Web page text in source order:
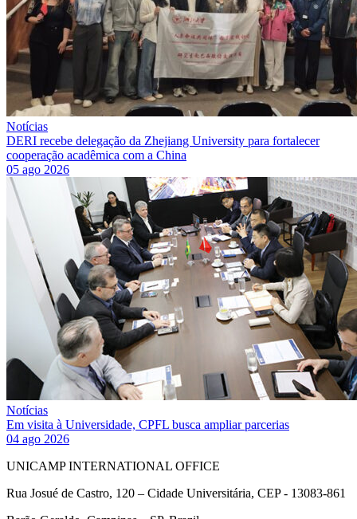
Notícias
DERI recebe delegação da Zhejiang University para fortalecer
cooperação acadêmica com a China
05 ago 2026
Notícias
Em visita à Universidade, CPFL busca ampliar parcerias
04 ago 2026
UNICAMP INTERNATIONAL OFFICE
Rua Josué de Castro, 120 – Cidade Universitária, CEP - 13083-861